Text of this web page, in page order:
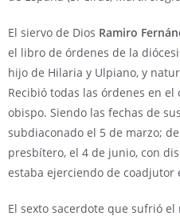
El siervo de Dios Ramiro
el libro de órdenes de la
hijo de Hilaria y Ulpiano, y
Recibió todas las órdenes en
obispo. Siendo las fechas de
subdiaconado el 5 de marzo;
presbítero, el 4 de junio, con
estaba ejerciendo de
El sexto sacerdote que sufrió